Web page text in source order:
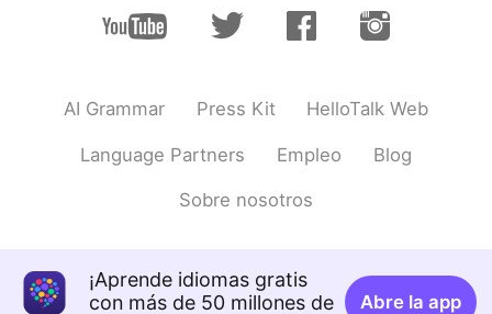
for short cuts
EN JP
Oliv jay 2021.03.17 21:08
AI Grammar Press Kit HelloTalk Web
Language Partners Empleo Blog
Sobre nosotros
¡Aprende idiomas gratis
con más de 50 millones de
Abre la app